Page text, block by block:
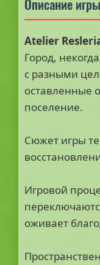
Описание игры
Atelier
Город,
с разными
оставленные
поселение.
Сюжет игры
Игровой
оживает